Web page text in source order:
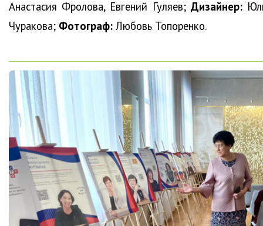
Анастасия Фролова, Евгений Гуляев; Дизайнер:
Чуракова; Фотограф: Любовь Топоренко.